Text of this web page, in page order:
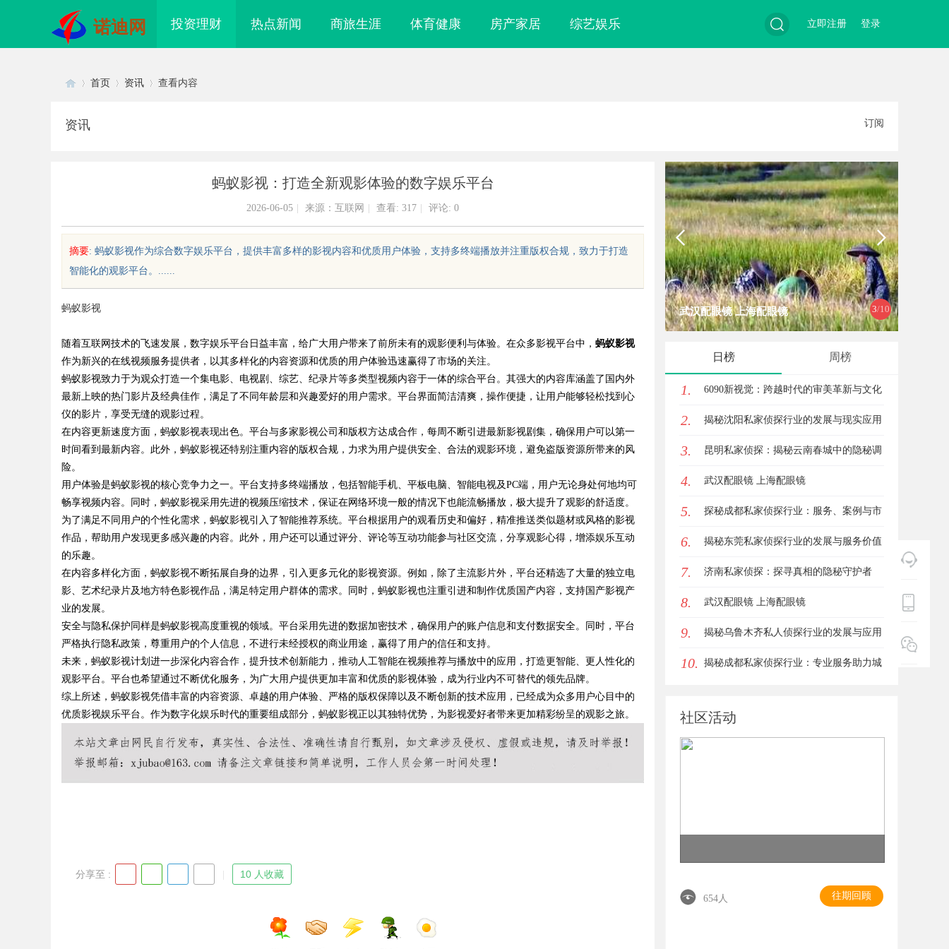
诺迪网 投资理财 热点新闻 商旅生涯 体育健康 房产家居 综艺娱乐
索
登录
立即注册
uz
!
Bo
首页 资讯 查看内容
资讯 订阅
蚂蚁影视：打造全新观影体验的数字娱乐平台
2026-06-05 来源：互联网 查看: 317 评论: 0
摘要: 蚂蚁影视作为综合数字娱乐平台，提供丰富多样的影视内容和优质用户体验，支持多终端播放并注重版权合规，致力于打造
智能化的观影平台。......
蚂蚁影视
随着互联网技术的飞速发展，数字娱乐平台日益丰富，给广大用户带来了前所未有的观影便利与体验。在众多影视平台中， 蚂蚁影视
作为新兴的在线视频服务提供者，以其多样化的内容资源和优质的用户体验迅速赢得了市场的关注。
蚂蚁影视致力于为观众打造一个集电影、电视剧、综艺、纪录片等多类型视频内容于一体的综合平台。其强大的内容库涵盖了国内外
最新上映的热门影片及经典佳作，满足了不同年龄层和兴趣爱好的用户需求。平台界面简洁清爽，操作便捷，让用户能够轻松找到心
仪的影片，享受无缝的观影过程。
在内容更新速度方面，蚂蚁影视表现出色。平台与多家影视公司和版权方达成合作，每周不断引进最新影视剧集，确保用户可以第一
时间看到最新内容。此外，蚂蚁影视还特别注重内容的版权合规，力求为用户提供安全、合法的观影环境，避免盗版资源所带来的风
险。
用户体验是蚂蚁影视的核心竞争力之一。平台支持多终端播放，包括智能手机、平板电脑、智能电视及PC端，用户无论身处何地均可
畅享视频内容。同时，蚂蚁影视采用先进的视频压缩技术，保证在网络环境一般的情况下也能流畅播放，极大提升了观影的舒适度。
为了满足不同用户的个性化需求，蚂蚁影视引入了智能推荐系统。平台根据用户的观看历史和偏好，精准推送类似题材或风格的影视
作品，帮助用户发现更多感兴趣的内容。此外，用户还可以通过评分、评论等互动功能参与社区交流，分享观影心得，增添娱乐互动
的乐趣。
在内容多样化方面，蚂蚁影视不断拓展自身的边界，引入更多元化的影视资源。例如，除了主流影片外，平台还精选了大量的独立电
影、艺术纪录片及地方特色影视作品，满足特定用户群体的需求。同时，蚂蚁影视也注重引进和制作优质国产内容，支持国产影视产
业的发展。
安全与隐私保护同样是蚂蚁影视高度重视的领域。平台采用先进的数据加密技术，确保用户的账户信息和支付数据安全。同时，平台
严格执行隐私政策，尊重用户的个人信息，不进行未经授权的商业用途，赢得了用户的信任和支持。
未来，蚂蚁影视计划进一步深化内容合作，提升技术创新能力，推动人工智能在视频推荐与播放中的应用，打造更智能、更人性化的
观影平台。平台也希望通过不断优化服务，为广大用户提供更加丰富和优质的影视体验，成为行业内不可替代的领先品牌。
综上所述，蚂蚁影视凭借丰富的内容资源、卓越的用户体验、严格的版权保障以及不断创新的技术应用，已经成为众多用户心目中的
优质影视娱乐平台。作为数字化娱乐时代的重要组成部分，蚂蚁影视正以其独特优势，为影视爱好者带来更加精彩纷呈的观影之旅。
分享至 : 10 人收藏
3/10
家侦探揭秘：专业调查服务与
状详细解析 公司离不开版权律师
武汉配眼镜 上海配眼镜
日榜 周榜
1. 6090新视觉：跨越时代的审美革新与文化
传承
2. 揭秘沈阳私家侦探行业的发展与现实应用
3. 昆明私家侦探：揭秘云南春城中的隐秘调
查力量
4. 武汉配眼镜 上海配眼镜
5. 探秘成都私家侦探行业：服务、案例与市
场现状全面解析
6. 揭秘东莞私家侦探行业的发展与服务价值
7. 济南私家侦探：探寻真相的隐秘守护者
8. 武汉配眼镜 上海配眼镜
9. 揭秘乌鲁木齐私人侦探行业的发展与应用
前景
10. 揭秘成都私家侦探行业：专业服务助力城
社区活动
654人 往期回顾